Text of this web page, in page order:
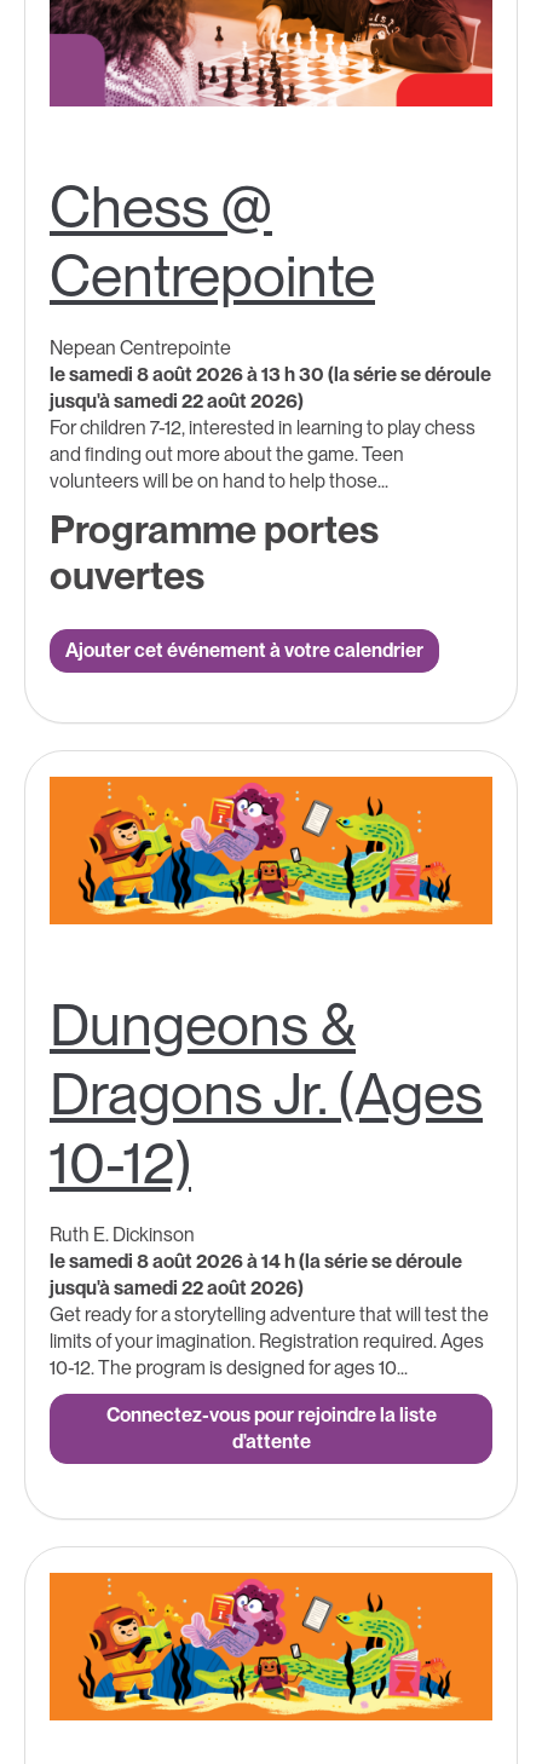
Chess @
Centrepointe
Nepean Centrepointe
le samedi 8 août 2026 à 13 h 30 (la série se déroule
jusqu'à samedi 22 août 2026)
For children 7-12, interested in learning to play chess
and finding out more about the game. Teen
volunteers will be on hand to help those...
Programme portes
ouvertes
Ajouter cet événement à votre calendrier
Dungeons &
Dragons Jr. (Ages
10-12)
Ruth E. Dickinson
le samedi 8 août 2026 à 14 h (la série se déroule
jusqu'à samedi 22 août 2026)
Get ready for a storytelling adventure that will test the
limits of your imagination. Registration required. Ages
10-12. The program is designed for ages 10...
Connectez-vous pour rejoindre la liste
d'attente